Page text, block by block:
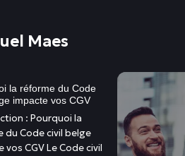
Maes
la réforme du Code
impacte vos CGV
: Pourquoi la
du Code civil belge
vos CGV Le Code civil